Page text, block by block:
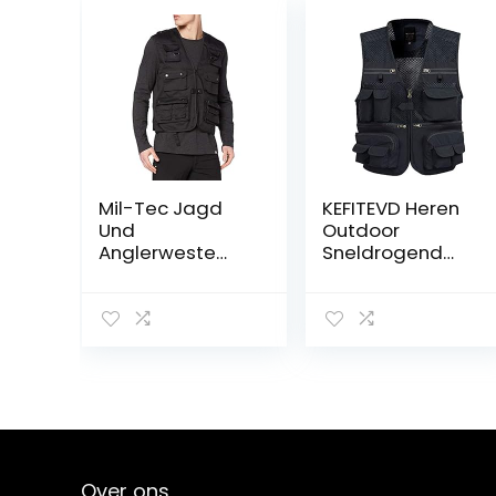
Mil-Tec Jagd
Und
Anglerweste
KEFITEVD Heren
Outdoor
Sneldrogend
Fotografie